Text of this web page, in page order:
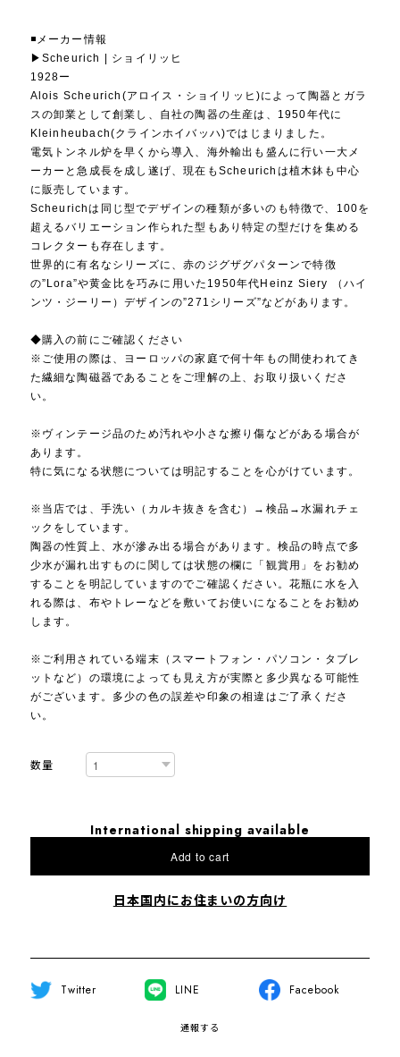
◾️メーカー情報
▶︎Scheurich | ショイリッヒ
1928ー
Alois Scheurich(アロイス・ショイリッヒ)によって陶器とガラ
スの卸業として創業し、自社の陶器の生産は、1950年代に
Kleinheubach(クラインホイバッハ)ではじまりました。
電気トンネル炉を早くから導入、海外輸出も盛んに行い一大メ
ーカーと急成長を成し遂げ、現在もScheurichは植木鉢も中心
に販売しています。
Scheurichは同じ型でデザインの種類が多いのも特徴で、100を
超えるバリエーション作られた型もあり特定の型だけを集める
コレクターも存在します。
世界的に有名なシリーズに、赤のジグザグパターンで特徴
の”Lora”や黄金比を巧みに用いた1950年代Heinz Siery （ハイ
ンツ・ジーリー）デザインの”271シリーズ”などがあります。
◆購入の前にご確認ください
※ご使用の際は、ヨーロッパの家庭で何十年もの間使われてき
た繊細な陶磁器であることをご理解の上、お取り扱いくださ
い。
※ヴィンテージ品のため汚れや小さな擦り傷などがある場合が
あります。
特に気になる状態については明記することを心がけています。
※当店では、手洗い（カルキ抜きを含む）→検品→水漏れチェ
ックをしています。
陶器の性質上、水が滲み出る場合があります。検品の時点で多
少水が漏れ出すものに関しては状態の欄に「観賞用」をお勧め
することを明記していますのでご確認ください。花瓶に水を入
れる際は、布やトレーなどを敷いてお使いになることをお勧め
します。
※ご利用されている端末（スマートフォン・パソコン・タブレ
ットなど）の環境によっても見え方が実際と多少異なる可能性
がございます。多少の色の誤差や印象の相違はご了承くださ
い。
数量
International shipping available
Add to cart
日本国内にお住まいの方向け
Twitter LINE Facebook
通報する